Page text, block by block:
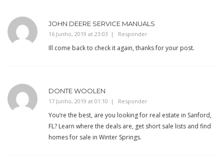
JOHN DEERE SERVICE MANUALS
16 Junho, 2019 at 23:03 Responder
Ill come back to check it again, thanks for your post.
DONTE WOOLEN
17 Junho, 2019 at 01:10 Responder
You’re the best, are you looking for real estate in Sanford,
FL? Learn where the deals are, get short sale lists and find
homes for sale in Winter Springs.